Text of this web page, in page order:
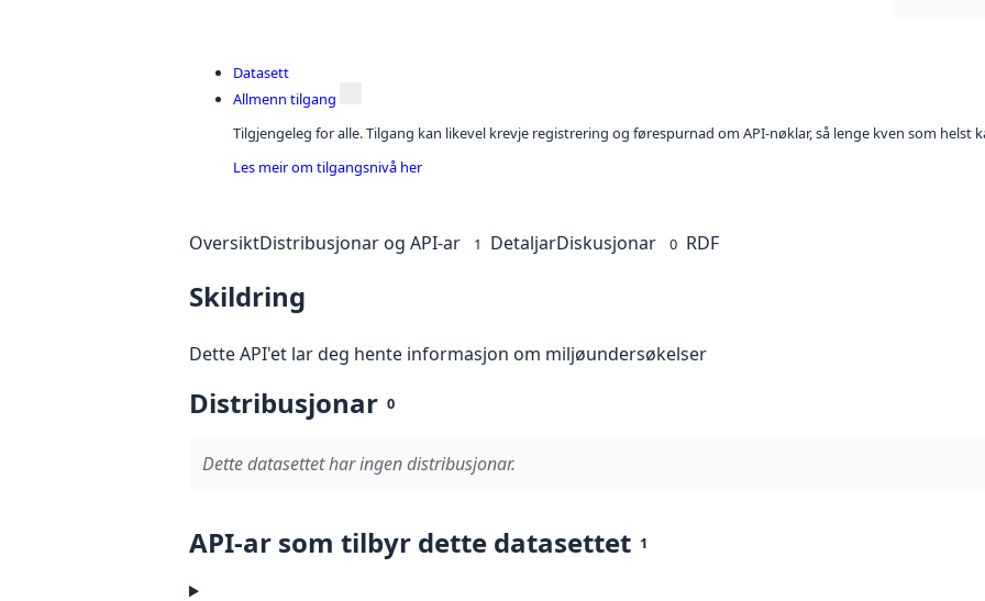
Datasett
Allmenn tilgang
Tilgjengeleg for alle. Tilgang kan likevel krevje registrering og førespurnad om API-nøklar, så lenge kven som helst
Les meir om tilgangsnivå her
OversiktDistribusjonar og API-ar 1 DetaljarDiskusjonar 0 RDF
Skildring
Dette API'et lar deg hente informasjon om miljøundersøkelser
Distribusjonar 0
Dette datasettet har ingen distribusjonar.
API-ar som tilbyr dette datasettet 1